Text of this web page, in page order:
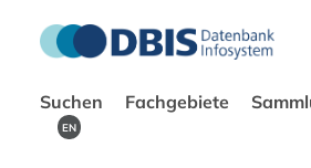
Suchen Fachgebiete
EN